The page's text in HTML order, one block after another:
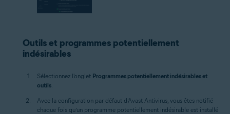
Outils et programmes potentiellement
indésirables
Sélectionnez l'onglet Programmes potentiellement indésirables et
outils
Avec la configuration par défaut d’Avast Antivirus, vous êtes notifié
chaque fois qu’un programme potentiellement indésirable est installé